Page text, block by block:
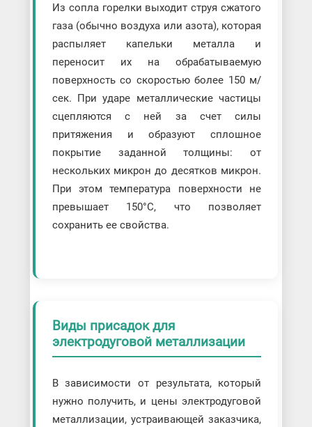
Из сопла горелки выходит струя сжатого
газа (обычно воздуха или азота), которая
распыляет капельки металла и
переносит их на обрабатываемую
поверхность со скоростью более 150 м/
сек. При ударе металлические частицы
сцепляются с ней за счет силы
притяжения и образуют сплошное
покрытие заданной толщины: от
нескольких микрон до десятков микрон.
При этом температура поверхности не
превышает 150°C, что позволяет
сохранить ее свойства.
Виды присадок для
электродуговой металлизации
В зависимости от результата, который
нужно получить, и цены электродуговой
металлизации, устраивающей заказчика,